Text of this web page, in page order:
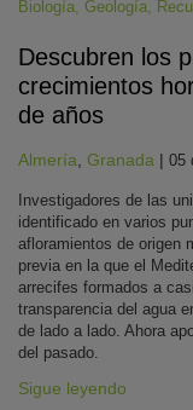
Biología Geología
Descubren los
crecimientos
de años
Almería Granada | 05
Investigadores de las
identificado en varios
afloramientos de origen
previa en la que el
arrecifes formados a
transparencia del agua
de lado a lado. Ahora
del pasado.
Sigue leyendo